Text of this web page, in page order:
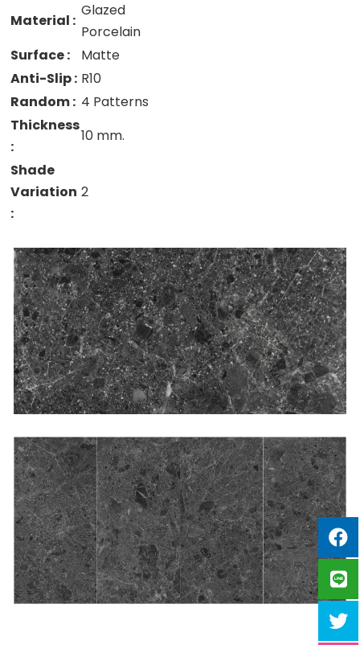
Material :
Glazed
Porcelain
Surface :
Matte
Anti-Slip : R10
Random : 4 Patterns
Thickness
:
10 mm.
Shade
Variation
:
2